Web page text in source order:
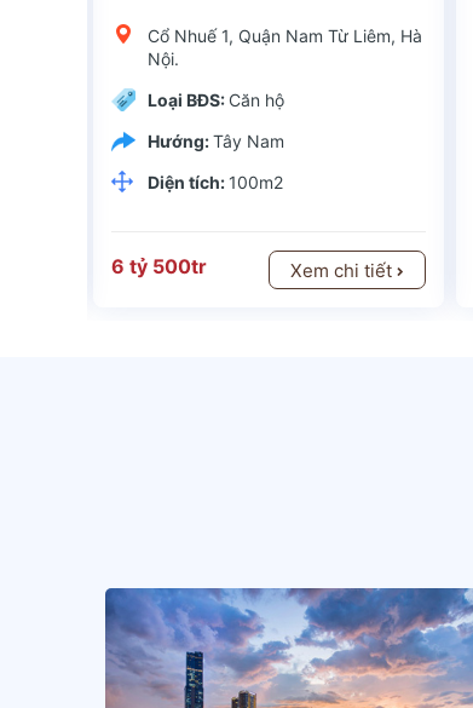
Cổ Nhuế 1, Quận Nam Từ Liêm, Hà
Nội.
Loại BĐS: Căn hộ
Hướng:Tây Nam
Diện tích: 100m2
6 tỷ 500tr Xem chi tiết